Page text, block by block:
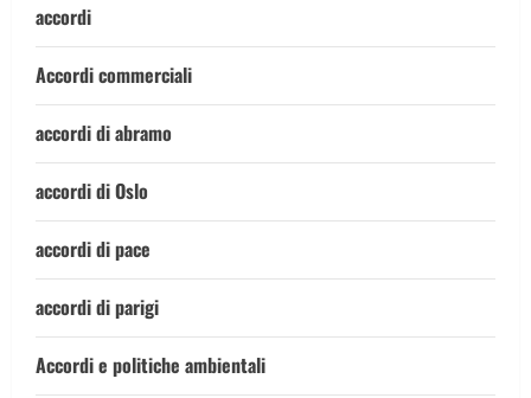
accordi
Accordi commerciali
accordi di abramo
accordi di Oslo
accordi di pace
accordi di parigi
Accordi e politiche ambientali